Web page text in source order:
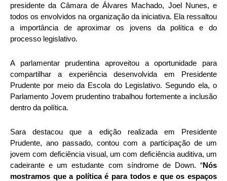
presidente da Câmara de Álvares Machado, Joel Nunes, e
todos os envolvidos na organização da iniciativa. Ela ressaltou
a importância de aproximar os jovens da política e do
processo legislativo.
A parlamentar prudentina aproveitou a oportunidade para
compartilhar a experiência desenvolvida em Presidente
Prudente por meio da Escola do Legislativo. Segundo ela, o
Parlamento Jovem prudentino trabalhou fortemente a inclusão
dentro da política.
Sara destacou que a edição realizada em Presidente
Prudente, ano passado, contou com a participação de um
jovem com deficiência visual, um com deficiência auditiva, um
cadeirante e um estudante com síndrome de Down. “Nós
mostramos que a política é para todos e que os espaços